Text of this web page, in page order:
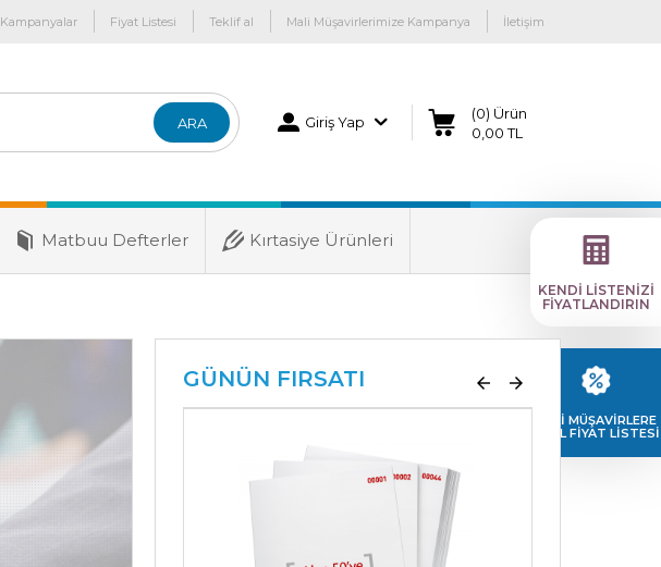
Kampanyalar Fiyat Listesi Teklif al Mali Müşavirlerimize Kampanya İletişim
ARA Giriş Yap
(0) Ürün
0,00 TL
Matbuu Defterler Kırtasiye Ürünleri
KENDİ LİSTENİZİ
FİYATLANDIRIN
MALİ MÜŞAVİRLERE
ÖZEL FİYAT LİSTESİ
GÜNÜN FIRSATI